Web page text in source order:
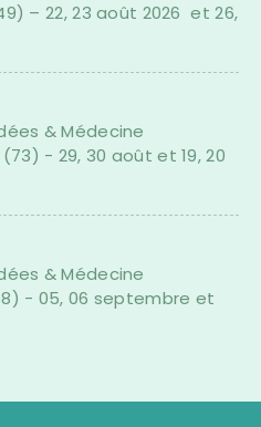
– 22, 23 août 2026 et 26,
& Médecine
- 29, 30 août et 19, 20
& Médecine
- 05, 06 septembre et